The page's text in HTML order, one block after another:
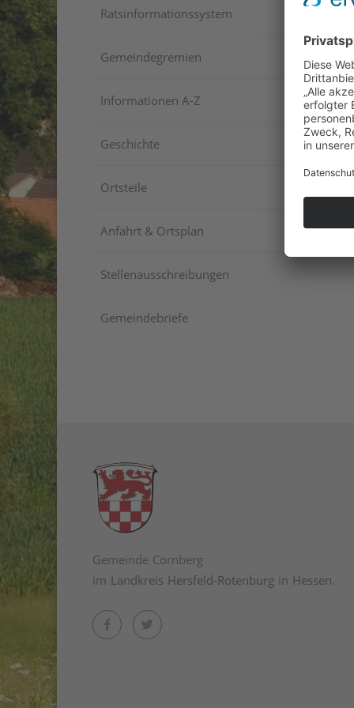
Ratsinformationssystem
Gemeindegremien
Informationen A-Z
Geschichte
Ortsteile
Anfahrt & Ortsplan
Stellenausschreibungen
Gemeindebriefe
Gemeinde Cornberg
im Landkreis Hersfeld-Rotenburg in Hessen.